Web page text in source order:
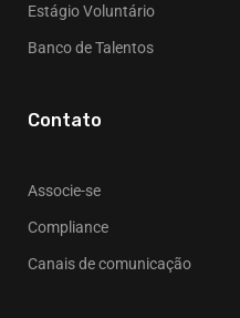
Estágio Voluntário
Banco de Talentos
Contato
Associe-se
Compliance
Canais de comunicação